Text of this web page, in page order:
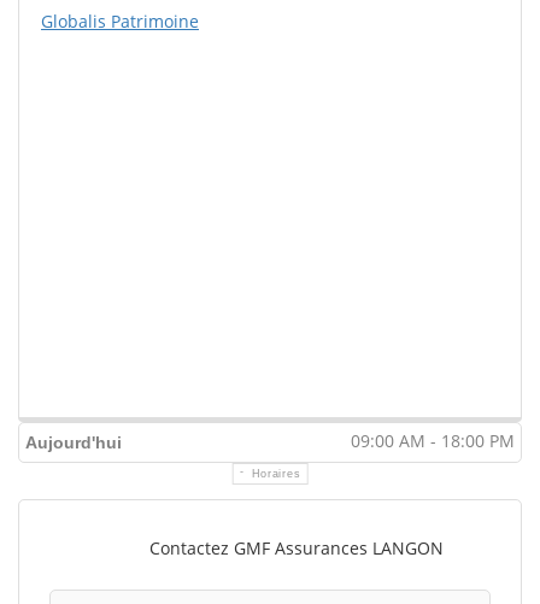
Globalis Patrimoine
Aujourd'hui 09:00 AM - 18:00 PM
Horaires
Contactez GMF Assurances LANGON